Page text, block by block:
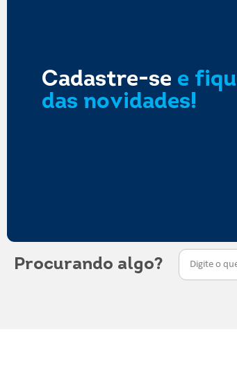
Cadastre-se e
das novidades!
Procurando algo?